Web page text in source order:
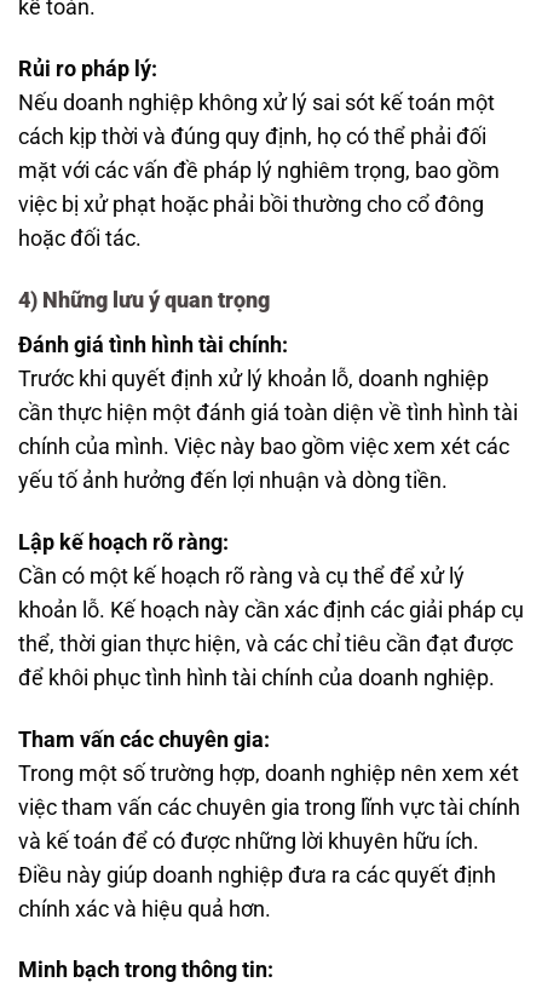
kế toán.
Rủi ro pháp lý:
Nếu doanh nghiệp không xử lý sai sót kế toán một
cách kịp thời và đúng quy định, họ có thể phải đối
mặt với các vấn đề pháp lý nghiêm trọng, bao gồm
việc bị xử phạt hoặc phải bồi thường cho cổ đông
hoặc đối tác.
4) Những lưu ý quan trọng
Đánh giá tình hình tài chính:
Trước khi quyết định xử lý khoản lỗ, doanh nghiệp
cần thực hiện một đánh giá toàn diện về tình hình tài
chính của mình. Việc này bao gồm việc xem xét các
yếu tố ảnh hưởng đến lợi nhuận và dòng tiền.
Lập kế hoạch rõ ràng:
Cần có một kế hoạch rõ ràng và cụ thể để xử lý
khoản lỗ. Kế hoạch này cần xác định các giải pháp cụ
thể, thời gian thực hiện, và các chỉ tiêu cần đạt được
để khôi phục tình hình tài chính của doanh nghiệp.
Tham vấn các chuyên gia:
Trong một số trường hợp, doanh nghiệp nên xem xét
việc tham vấn các chuyên gia trong lĩnh vực tài chính
và kế toán để có được những lời khuyên hữu ích.
Điều này giúp doanh nghiệp đưa ra các quyết định
chính xác và hiệu quả hơn.
Minh bạch trong thông tin: